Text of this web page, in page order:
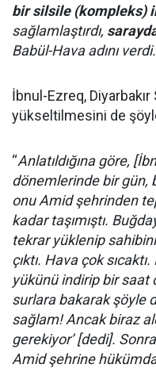
bir silsile (kompleks)
sağlamlaştırdı,
Babül-Hava adını verdi.
İbnul-Ezreq, Diyarbakır
yükseltilmesini de
“Anlatıldığına göre,
dönemlerinde bir gün,
onu Amid şehrinden
kadar taşımıştı.
tekrar yüklenip
çıktı. Hava çok
yükünü indirip bir saat
surlara bakarak şöyle
sağlam! Ancak biraz
gerekiyor’ [dedi].
Amid şehrine